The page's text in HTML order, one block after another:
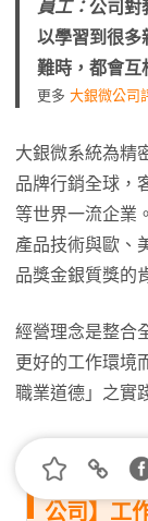
員工：公司對
以學習到很多
難時，都會互
更多 大銀微公司
大銀微系統為精
品牌行銷全球，
等世界一流企業
產品技術與歐、
品獎金銀質獎的
經營理念是整合
更好的工作環境
職業道德」之實
104【大
公司】工